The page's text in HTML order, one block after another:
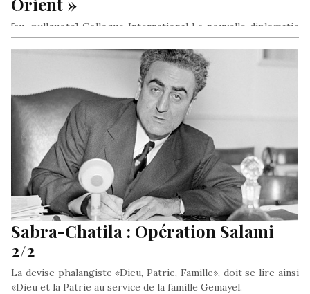
[su_pullquote] Colloque International La nouvelle diplomatie
française au Moyen-Orient 23 Juin 2016 – 14H00 – 19H00 A LA
Sabra-Chatila : Opération Salami
2/2
La devise phalangiste «Dieu, Patrie, Famille», doit se lire ainsi
«Dieu et la Patrie au service de la famille Gemayel.